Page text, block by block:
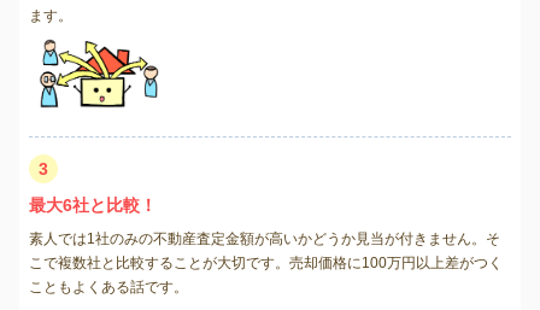
ます。
3
最大6社と比較！
素人では1社のみの不動産査定金額が高いかどうか見当が付きません。そ
こで複数社と比較することが大切です。売却価格に100万円以上差がつく
こともよくある話です。